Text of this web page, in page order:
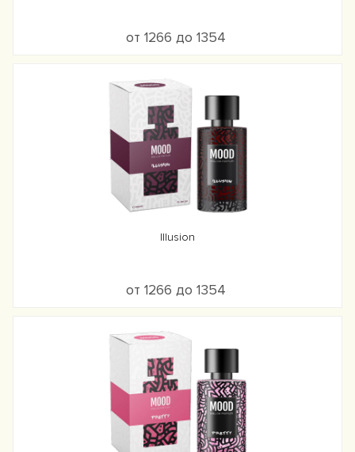
от 1266 до 1354
Illusion
от 1266 до 1354